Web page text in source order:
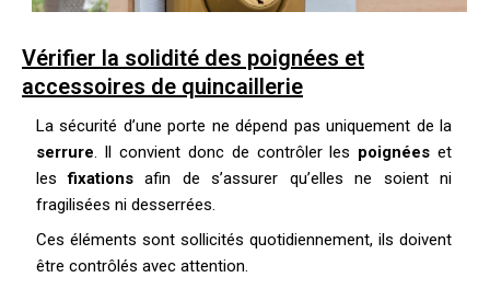
Vérifier la solidité des poignées et
accessoires de quincaillerie
La sécurité d’une porte ne dépend pas uniquement de la
serrure. Il convient donc de contrôler les poignées et
lesfixationsafin de s’assurer qu’elles ne soient ni
fragilisées ni desserrées.
Ces éléments sont sollicités quotidiennement, ils doivent
être contrôlés avec attention.